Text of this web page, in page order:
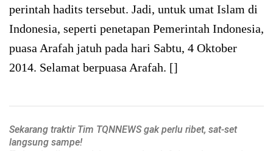
perintah hadits tersebut. Jadi, untuk umat Islam di
Indonesia, seperti penetapan Pemerintah Indonesia,
puasa Arafah jatuh pada hari Sabtu, 4 Oktober
2014. Selamat berpuasa Arafah. []
Sekarang traktir Tim TQNNEWS gak perlu ribet, sat-set
langsung sampe!